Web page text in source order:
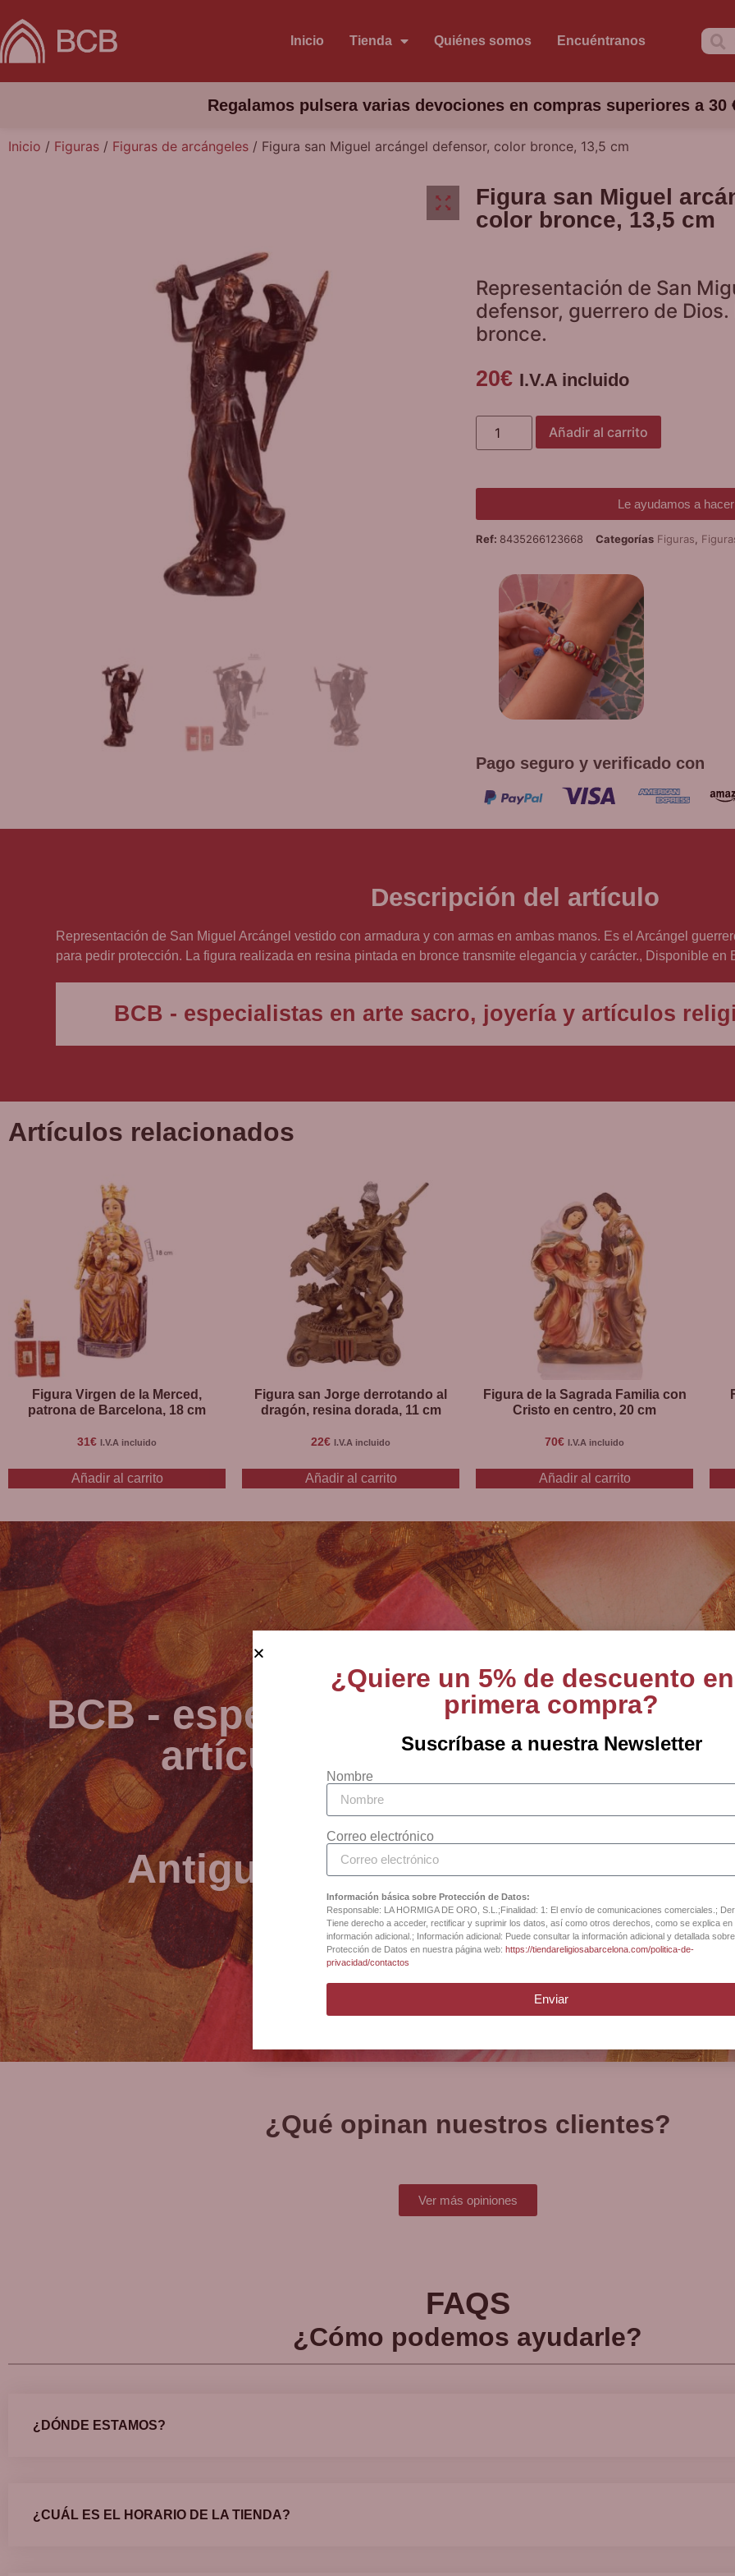
Inicio Tienda Quiénes somos Encuéntranos
Regalamos pulsera varias devociones en compras superiores a 30
Inicio / Figuras / Figuras de arcángeles / Figura san Miguel arcángel defensor, color bronce, 13,5 cm
Figura san Miguel
color bronce, 13,5 cm
Representación de San
defensor, guerrero de Dios.
bronce.
20€ I.V.A incluido
Añadir al carrito
Le ayudamos a
Ref: 8435266123668 Categorías Figuras,
Pago seguro y verificado con
Descripción del artículo
Representación de San Miguel Arcángel vestido con armadura y con armas en ambas manos. Es el Arcángel
para pedir protección. La figura realizada en resina pintada en bronce transmite elegancia y carácter., Disponible en
BCB - especialistas en arte sacro, joyería y artículos
Artículos relacionados
Figura Virgen de la Merced,
patrona de Barcelona, 18 cm
31€ I.V.A incluido
Añadir al carrito
Figura san Jorge derrotando al
dragón, resina dorada, 11 cm
22€ I.V.A incluido
Añadir al carrito
Figura de la Sagrada Familia con
Cristo en centro, 20 cm
70€ I.V.A incluido
Añadir al carrito
BCB - especialistas en arte sacro,
artículos religiosos desde
Antigua Botiga Catedral
¿Qué opinan nuestros clientes?
Ver más opiniones
FAQS
¿Cómo podemos ayudarle?
¿DÓNDE ESTAMOS?
¿CUÁL ES EL HORARIO DE LA TIENDA?
¿Quiere un 5% de descuento
primera compra?
Suscríbase a nuestra Newsletter
Nombre
Correo electrónico
Información básica sobre Protección de Datos:
Responsable: LA HORMIGA DE ORO, S.L.;Finalidad: 1: El envío de comunicaciones comerciales.;
Tiene derecho a acceder, rectificar y suprimir los datos, así como otros derechos, como se explica en
información adicional.; Información adicional: Puede consultar la información adicional y detallada sobre
Protección de Datos en nuestra página web: https://tiendareligiosabarcelona.com/politica-de-
privacidad/contactos
Enviar